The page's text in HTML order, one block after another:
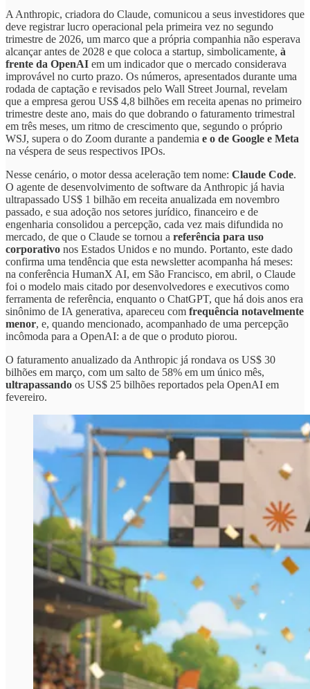
A Anthropic, criadora do Claude, comunicou a seus investidores que
deve registrar lucro operacional pela primeira vez no segundo
trimestre de 2026, um marco que a própria companhia não esperava
alcançar antes de 2028 e que coloca a startup, simbolicamente, à
frente da OpenAI em um indicador que o mercado considerava
improvável no curto prazo. Os números, apresentados durante uma
rodada de captação e revisados pelo Wall Street Journal, revelam
que a empresa gerou US$ 4,8 bilhões em receita apenas no primeiro
trimestre deste ano, mais do que dobrando o faturamento trimestral
em três meses, um ritmo de crescimento que, segundo o próprio
WSJ, supera o do Zoom durante a pandemia e o de Google e Meta
na véspera de seus respectivos IPOs.
Nesse cenário, o motor dessa aceleração tem nome: Claude Code.
O agente de desenvolvimento de software da Anthropic já havia
ultrapassado US$ 1 bilhão em receita anualizada em novembro
passado, e sua adoção nos setores jurídico, financeiro e de
engenharia consolidou a percepção, cada vez mais difundida no
mercado, de que o Claude se tornou a referência para uso
corporativo nos Estados Unidos e no mundo. Portanto, este dado
confirma uma tendência que esta newsletter acompanha há meses:
na conferência HumanX AI, em São Francisco, em abril, o Claude
foi o modelo mais citado por desenvolvedores e executivos como
ferramenta de referência, enquanto o ChatGPT, que há dois anos era
sinônimo de IA generativa, apareceu com frequência notavelmente
menor, e, quando mencionado, acompanhado de uma percepção
incômoda para a OpenAI: a de que o produto piorou.
O faturamento anualizado da Anthropic já rondava os US$ 30
bilhões em março, com um salto de 58% em um único mês,
ultrapassando os US$ 25 bilhões reportados pela OpenAI em
fevereiro.